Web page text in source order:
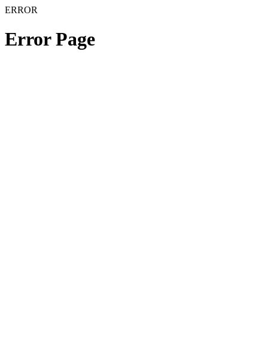
ERROR
Error Page